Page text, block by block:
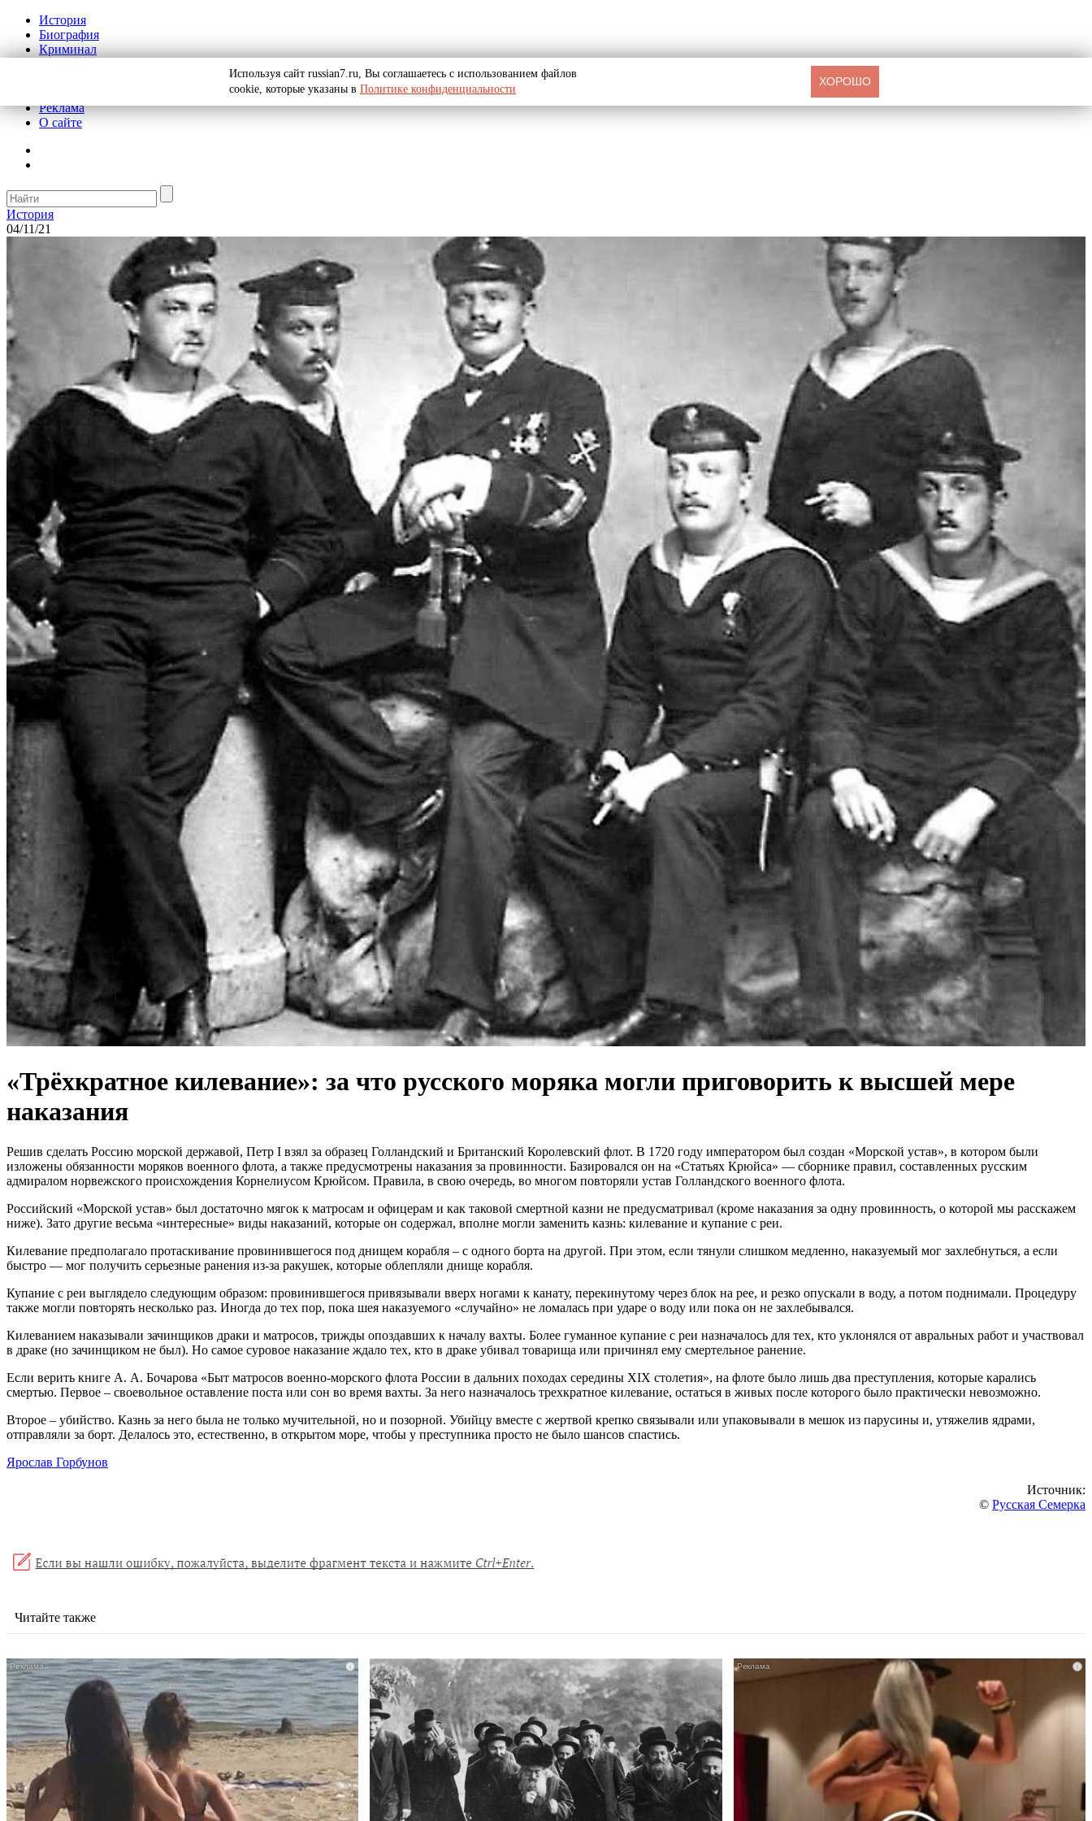
История
Биография
Криминал
Реклама
О сайте
История
04/11/21
«Трёхкратное килевание»: за что русского моряка могли приговорить к высшей мере
наказания
Решив сделать Россию морской державой, Петр I взял за образец Голландский и Британский Королевский флот. В 1720 году императором был создан «Морской устав», в котором были
изложены обязанности моряков военного флота, а также предусмотрены наказания за провинности. Базировался он на «Статьях Крюйса» — сборнике правил, составленных русским
адмиралом норвежского происхождения Корнелиусом Крюйсом. Правила, в свою очередь, во многом повторяли устав Голландского военного флота.
Российский «Морской устав» был достаточно мягок к матросам и офицерам и как таковой смертной казни не предусматривал (кроме наказания за одну провинность, о которой мы расскажем
ниже). Зато другие весьма «интересные» виды наказаний, которые он содержал, вполне могли заменить казнь: килевание и купание с реи.
Килевание предполагало протаскивание провинившегося под днищем корабля – с одного борта на другой. При этом, если тянули слишком медленно, наказуемый мог захлебнуться, а если
быстро — мог получить серьезные ранения из-за ракушек, которые облепляли днище корабля.
Купание с реи выглядело следующим образом: провинившегося привязывали вверх ногами к канату, перекинутому через блок на рее, и резко опускали в воду, а потом поднимали. Процедуру
также могли повторять несколько раз. Иногда до тех пор, пока шея наказуемого «случайно» не ломалась при ударе о воду или пока он не захлебывался.
Килеванием наказывали зачинщиков драки и матросов, трижды опоздавших к началу вахты. Более гуманное купание с реи назначалось для тех, кто уклонялся от авральных работ и участвовал
в драке (но зачинщиком не был). Но самое суровое наказание ждало тех, кто в драке убивал товарища или причинял ему смертельное ранение.
Если верить книге А. А. Бочарова «Быт матросов военно-морского флота России в дальних походах середины XIX столетия», на флоте было лишь два преступления, которые карались
смертью. Первое – своевольное оставление поста или сон во время вахты. За него назначалось трехкратное килевание, остаться в живых после которого было практически невозможно.
Второе – убийство. Казнь за него была не только мучительной, но и позорной. Убийцу вместе с жертвой крепко связывали или упаковывали в мешок из парусины и, утяжелив ядрами,
отправляли за борт. Делалось это, естественно, в открытом море, чтобы у преступника просто не было шансов спастись.
Ярослав Горбунов
Источник:
© Русская Семерка
Читайте также
i i
Используя сайт russian7.ru, Вы соглашаетесь с использованием файлов
cookie, которые указаны в Политике конфиденциальности
ХОРОШО